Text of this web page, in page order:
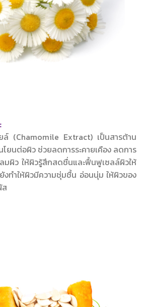
ล์ (Chamomile Extract) เป็นสารต้าน
ยนต่อผิว ช่วยลดการระคายเคือง ลดการ
มผิว ให้ผิวรู้สึกสดชื่นและฟื้นฟูเซลล์ผิวให้
งทำให้ผิวมีความชุ่มชื้น อ่อนนุ่ม ให้ผิวของ